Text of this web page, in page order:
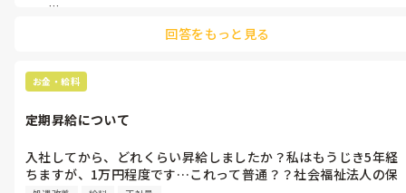
する行動には指導が必要だと感じますが。
いルールがこの世に存在するのかな？
なりそうですよ。
逆に、何がナシなんだろう？
回答をもっと見る
お金・給料
定期昇給について
入社してから、どれくらい昇給しましたか？私はもうじき5年経
ちますが、1万円程度です…これって普通？？社会福祉法人の保